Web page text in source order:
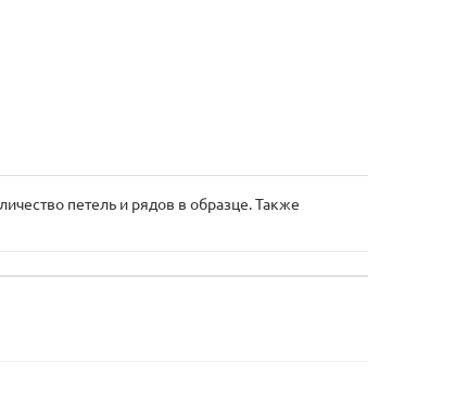
петель и рядов в образце. Также